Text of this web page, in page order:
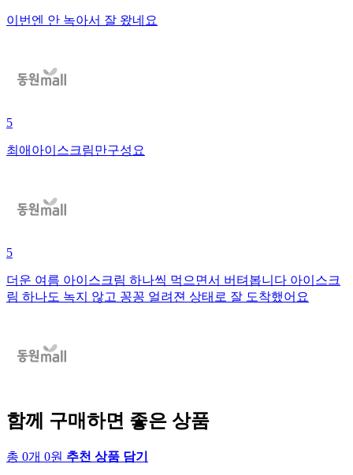
이번엔 안 녹아서 잘 왔네요
5
최애아이스크림만구성요
5
더운 여름 아이스크림 하나씩 먹으면서 버텨봅니다 아이스크
림 하나도 녹지 않고 꽁꽁 얼려젼 상태로 잘 도착했어요
함께 구매하면 좋은 상품
총 0개 0원 추천 상품 담기